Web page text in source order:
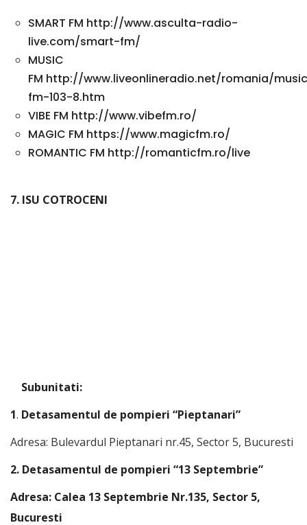
SMART FM http://www.asculta-radio-
live.com/smart-fm/
MUSIC
FM http://www.liveonlineradio.net/romania/
fm-103-8.htm
VIBE FM http://www.vibefm.ro/
MAGIC FM https://www.magicfm.ro/
ROMANTIC FM http://romanticfm.ro/live
7. ISU COTROCENI
Subunitati:
1. Detasamentul de pompieri “Pieptanari”
Adresa: Bulevardul Pieptanari nr.45, Sector 5, Bucuresti
2. Detasamentul de pompieri “13 Septembrie”
Adresa: Calea 13 Septembrie Nr.135, Sector 5,
Bucuresti